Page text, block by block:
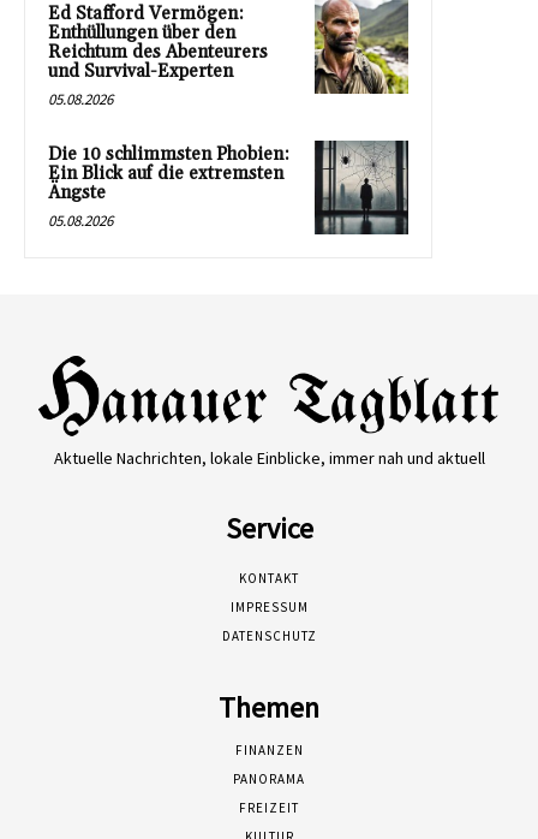
Ed Stafford Vermögen:
Enthüllungen über den
Reichtum des Abenteurers
und Survival-Experten
05.08.2026
Die 10 schlimmsten Phobien:
Ein Blick auf die extremsten
Ängste
05.08.2026
Aktuelle Nachrichten, lokale Einblicke, immer nah und aktuell
Service
KONTAKT
IMPRESSUM
DATENSCHUTZ
Themen
FINANZEN
PANORAMA
FREIZEIT